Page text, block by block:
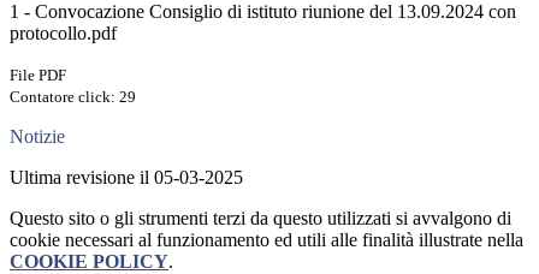
1 - Convocazione Consiglio di istituto riunione del 13.09.2024 con
protocollo.pdf
File PDF
Contatore click: 29
Notizie
Ultima revisione il 05-03-2025
Questo sito o gli strumenti terzi da questo utilizzati si avvalgono di
cookie necessari al funzionamento ed utili alle finalità illustrate nella
COOKIE POLICY.